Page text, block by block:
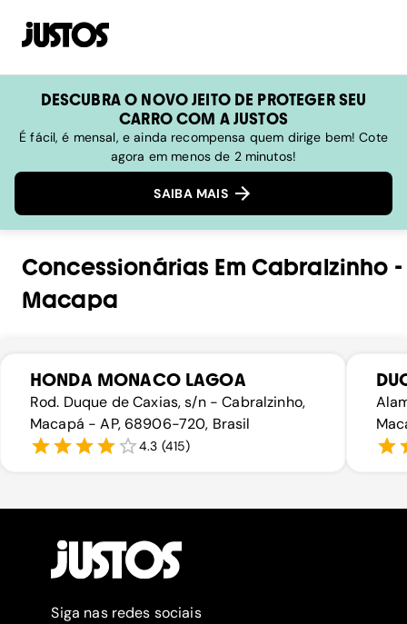
DESCUBRA O NOVO JEITO DE PROTEGER SEU
CARRO COM A JUSTOS
É fácil, é mensal, e ainda recompensa quem dirige bem! Cote
agora em menos de 2 minutos!
SAIBA MAIS
Concessionárias Em Cabralzinho -
Macapa
HONDA MONACO LAGOA
Rod. Duque de Caxias, s/n - Cabralzinho,
Macapá - AP, 68906-720, Brasil
4.3 (415)
Siga nas redes sociais